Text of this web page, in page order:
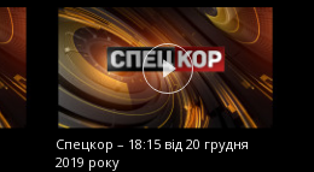
Спецкор – 18:15 від 20 грудня
2019 року